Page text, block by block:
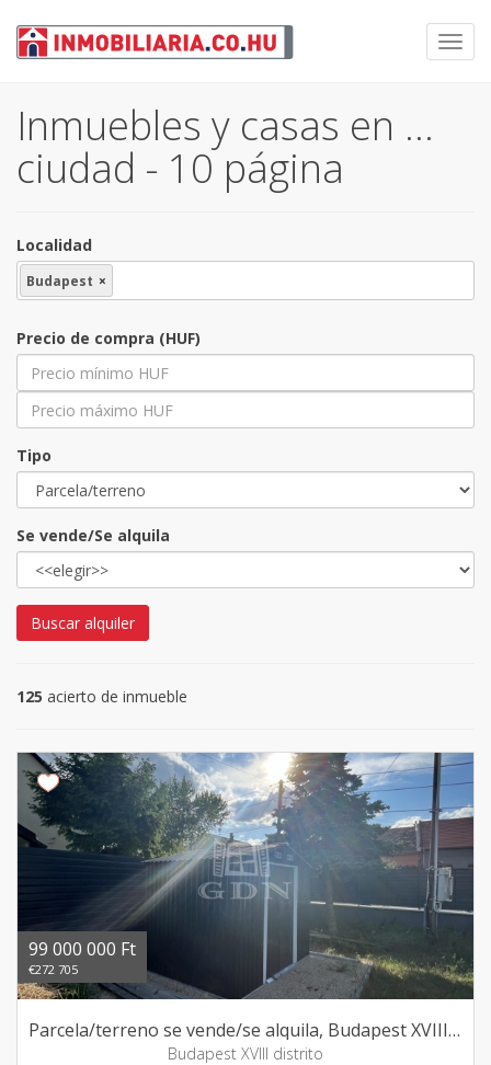
Inmuebles y casas en …
ciudad - 10 página
Localidad
Budapest ×
Precio de compra (HUF)
Tipo
Se vende/Se alquila
Buscar alquiler
125 acierto de inmueble
99 000 000 Ft
€272 705
Parcela/terreno se vende/se alquila, Budapest XVIII distrito
Budapest XVIII distrito